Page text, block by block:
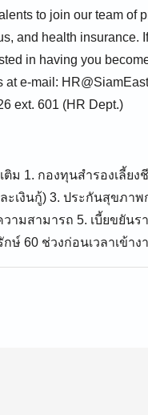
to join our team of
and health insurance.
in having you
at e-mail:
ext. 601 (HR Dept.)
ม 1. กองทุนสำรองเลี้ย
ะเงินกู้) 3. ประกันสุขภา
ามสามารถ 5. เบี้ยขยัน
ษ์ 60 ช่วงก่อนเวลาเข้าง